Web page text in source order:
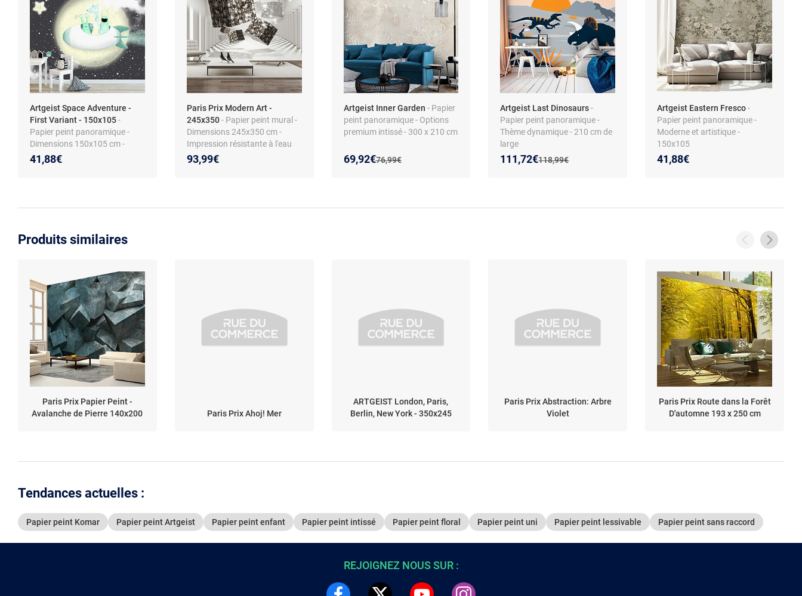
Artgeist Space Adventure -
First Variant - 150x105-
Papier peint panoramique -
Dimensions 150x105 cm -
Autocollant
41,88€
Paris Prix Modern Art -
245x350- Papier peint mural -
Dimensions 245x350 cm -
Impression résistante à l'eau
93,99€
Artgeist Inner Garden - Papier
peint panoramique - Options
premium intissé - 300 x 210 cm
Ancien prix :
76,99€
Nouveau prix :
69,92€
Réduction de :
Artgeist Last Dinosaurs-
Papier peint panoramique -
Thème dynamique - 210 cm de
large
Ancien prix :
118,99€
Nouveau prix :
111,72€
Réduction de :
Artgeist Eastern Fresco-
Papier peint panoramique -
Moderne et artistique -
150x105
41,88€
Produits similaires
Paris Prix Papier Peint -
Avalanche de Pierre 140x200
Paris Prix Ahoj! Mer
ARTGEIST London, Paris,
Berlin, New York - 350x245
Paris Prix Abstraction: Arbre
Violet
Paris Prix Route dans la Forêt
D'automne 193 x 250 cm
Tendances actuelles :
Papier peint Komar Papier peint Artgeist Papier peint enfant Papier peint intissé Papier peint floral Papier peint uni Papier peint lessivable Papier peint sans raccord
REJOIGNEZ NOUS SUR :